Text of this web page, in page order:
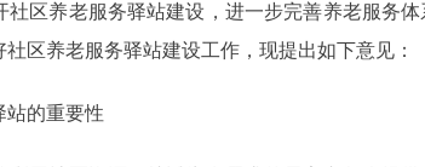
社区养老服务驿站建设，进一步完善养老服务
区养老服务驿站建设工作，现提出如下意见：
的重要性